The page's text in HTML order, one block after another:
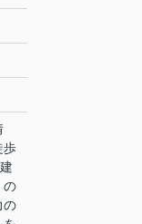
歩
の
の